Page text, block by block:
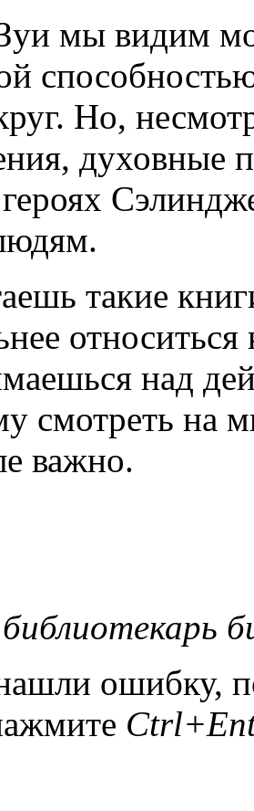
мы видим
Но,
духовные
героях
такие
над
смотреть на
важно.
библиотекарь
ошибку,